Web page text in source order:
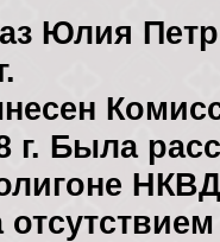
Юлия
г. Была